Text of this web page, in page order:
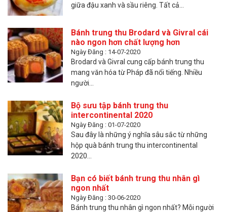
giữa đậu xanh và sầu riêng. Tất cả...
Bánh trung thu Brodard và Givral cái
nào ngon hơn chất lượng hơn
Ngày Đăng : 14-07-2020
Brodard và Givral cung cấp bánh trung thu
mang văn hóa từ Pháp đã nổi tiếng. Nhiều
người...
Bộ sưu tập bánh trung thu
intercontinental 2020
Ngày Đăng : 01-07-2020
Sau đây là những ý nghĩa sâu sắc từ những
hộp quà bánh trung thu intercontinental
2020...
Bạn có biết bánh trung thu nhân gì
ngon nhất
Ngày Đăng : 30-06-2020
Bánh trung thu nhân gì ngon nhất? Mỗi người